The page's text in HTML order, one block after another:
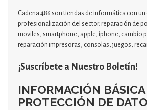
Cadena 486 son tiendas de informática con
profesionalización del sector. reparación de
moviles, smartphone, apple, iphone, cambio
reparación impresoras, consolas, juegos,
¡Suscríbete a Nuestro Boletín!
INFORMACIÓN
PROTECCIÓN DE